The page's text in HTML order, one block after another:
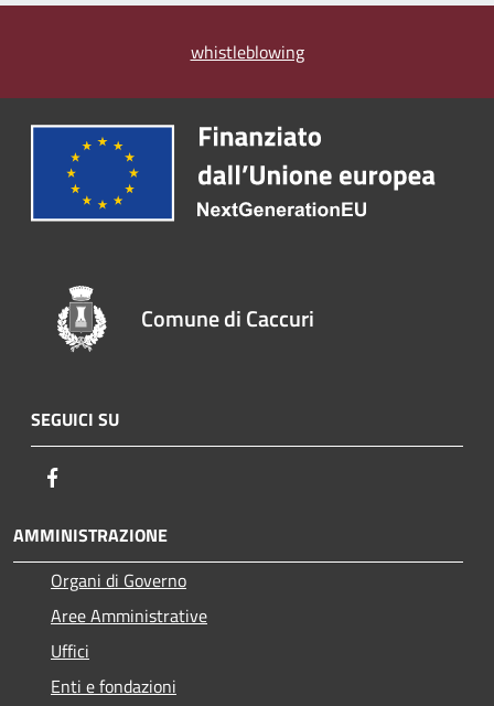
whistleblowing
Comune di Caccuri
SEGUICI SU
AMMINISTRAZIONE
Organi di Governo
Aree Amministrative
Uffici
Enti e fondazioni